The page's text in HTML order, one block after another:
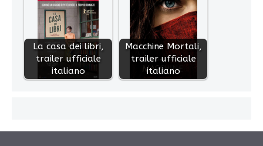
La casa dei libri,
trailer ufficiale
italiano
Macchine Mortali,
trailer ufficiale
italiano